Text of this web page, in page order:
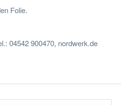
Folie.
04542 900470, nordwerk.de